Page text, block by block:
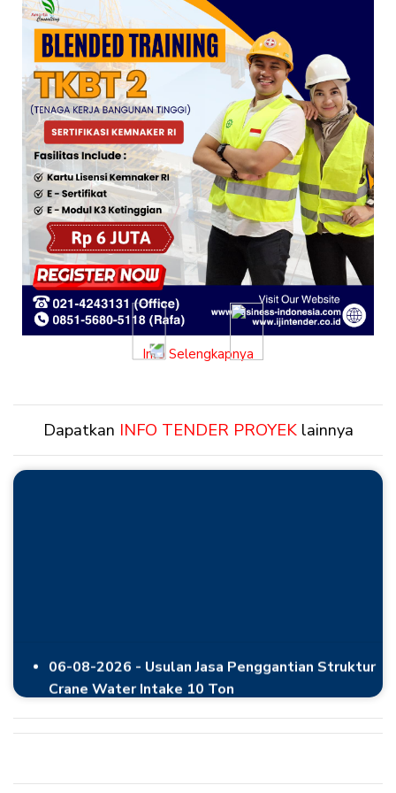
Info Selengkapnya
Previous Next
Dapatkan INFO TENDER PROYEKlainnya
06-08-2026 - Pengadaan Portable Microscope
06-08-2026 - Pengadaan Barang dan Jasa GI 150
kV Genteng Extension 4 Line Bay
Skema BP Estetika Perumahan